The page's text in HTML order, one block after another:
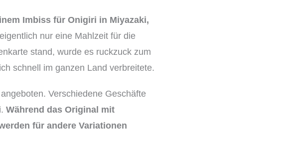
Imbiss für Onigiri in Miyazaki,
nur eine Mahlzeit für die
stand, wurde es ruckzuck zum
schnell im ganzen Land verbreitete.
Verschiedene Geschäfte
Während das Original mit
für andere Variationen